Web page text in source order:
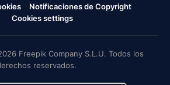
Notificaciones de Copyright
Cookies settings
Freepik Company S.L.U. Todos los
reservados.